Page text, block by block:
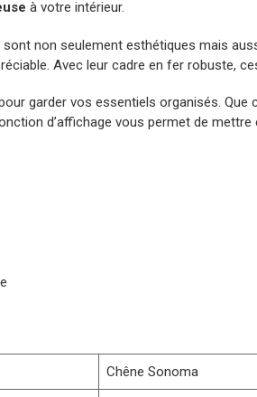
à votre intérieur.
sont non seulement esthétiques mais
Avec leur cadre en fer robuste,
garder vos essentiels organisés.
d’affichage vous permet de mettre
Chêne Sonoma